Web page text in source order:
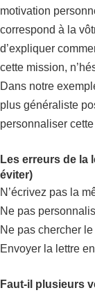
motivation
correspond à la
d’expliquer
cette mission,
Dans notre
plus généraliste
personnaliser
Les erreurs de la
éviter)
N’écrivez pas la
Ne pas
Ne pas chercher
Envoyer la lettre
Faut-il plusieurs